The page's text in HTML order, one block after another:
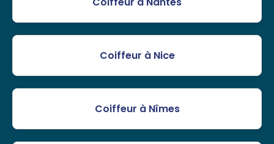
Coiffeur à Nice
Coiffeur à Nîmes